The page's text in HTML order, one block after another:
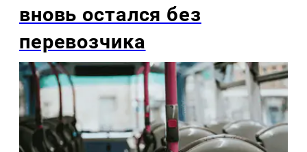
вновь остался без
перевозчика